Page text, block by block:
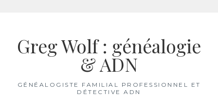
contenuGreg Wolf : généalogie
& ADN
GÉNÉALOGISTE FAMILIAL PROFESSIONNEL ET
DÉTECTIVE ADN